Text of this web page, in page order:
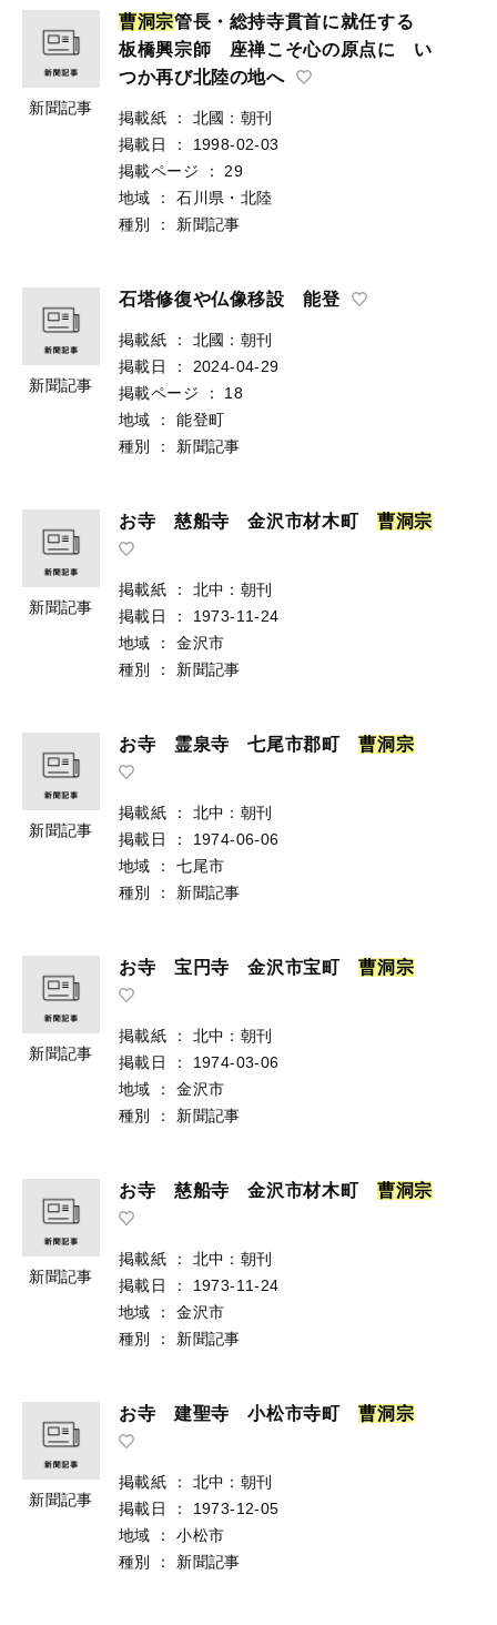
新聞記事
曹洞宗管長・総持寺貫首に就任する
板橋興宗師 座禅こそ心の原点に い
つか再び北陸の地へ
掲載紙 ：
北國：朝刊
掲載日
：
1998-02-03
掲載ページ
：
29
地域
：
石川県・北陸
種別
： 新聞記事
新聞記事
石塔修復や仏像移設 能登
掲載紙 ：
北國：朝刊
掲載日
：
2024-04-29
掲載ページ
：
18
地域
：
能登町
種別
： 新聞記事
新聞記事
お寺 慈船寺 金沢市材木町 曹洞宗
掲載紙 ：
北中：朝刊
掲載日
：
1973-11-24
地域
：
金沢市
種別
： 新聞記事
新聞記事
お寺 霊泉寺 七尾市郡町曹洞 宗
掲載紙 ：
北中：朝刊
掲載日
：
1974-06-06
地域
：
七尾市
種別
： 新聞記事
新聞記事
お寺 宝円寺 金沢市宝町曹洞 宗
掲載紙 ：
北中：朝刊
掲載日
：
1974-03-06
地域
：
金沢市
種別
： 新聞記事
新聞記事
お寺 慈船寺 金沢市材木町 曹洞宗
掲載紙 ：
北中：朝刊
掲載日
：
1973-11-24
地域
：
金沢市
種別
： 新聞記事
新聞記事
お寺 建聖寺 小松市寺町曹洞 宗
掲載紙 ：
北中：朝刊
掲載日
：
1973-12-05
地域
：
小松市
種別
： 新聞記事